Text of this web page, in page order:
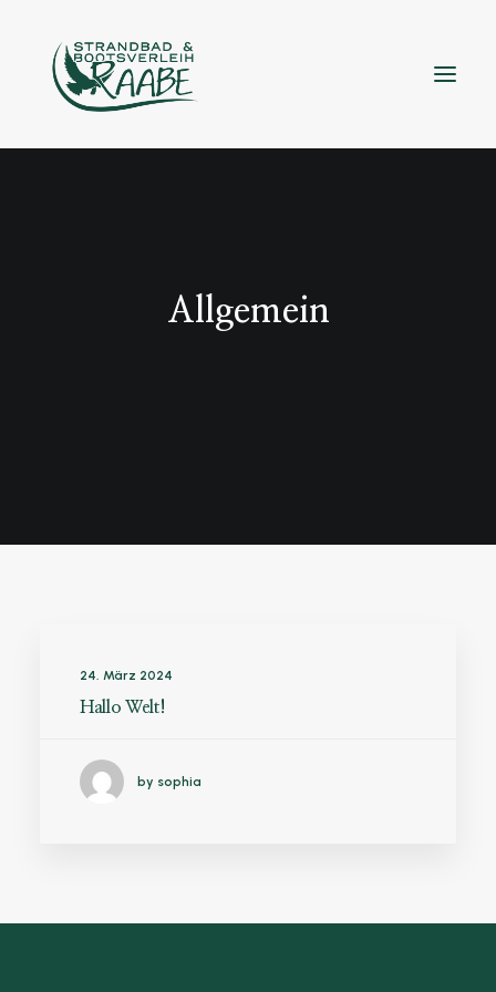
Allgemein
24. März 2024
Hallo Welt!
by sophia